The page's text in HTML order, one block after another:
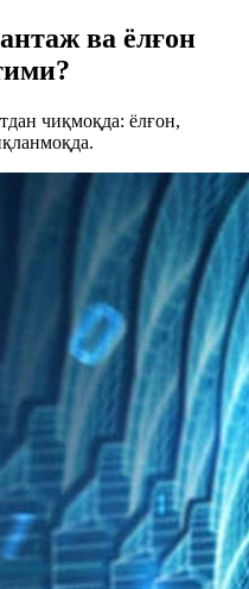
ва ёлғон
чиқмоқда: ёлғон,